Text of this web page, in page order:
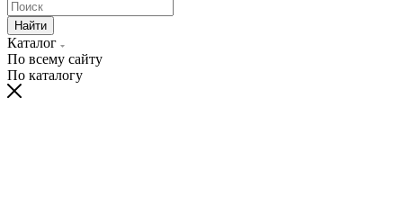
Найти
Каталог
По всему сайту
По каталогу